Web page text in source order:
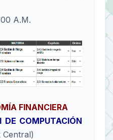
A.M.
FINANCIERA
DE COMPUTACIÓN